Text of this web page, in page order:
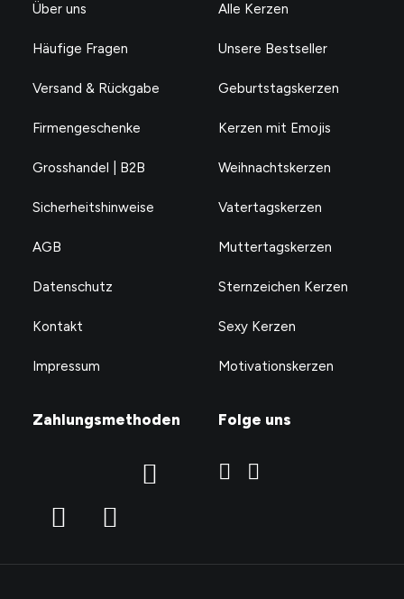
Über uns
Häufige Fragen
Versand & Rückgabe
Firmengeschenke
Grosshandel | B2B
Sicherheitshinweise
AGB
Datenschutz
Kontakt
Impressum
Alle Kerzen
Unsere Bestseller
Geburtstagskerzen
Kerzen mit Emojis
Weihnachtskerzen
Vatertagskerzen
Muttertagskerzen
Sternzeichen Kerzen
Sexy Kerzen
Motivationskerzen
Zahlungsmethoden Folge uns